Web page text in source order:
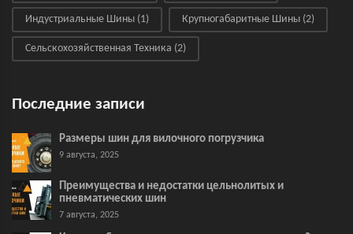
Индустриальные Шины (1) Крупногабаритные Шины (2)
Сельскохозяйственная Техника (2)
Последние записи
Размеры шин для вилочного погрузчика
9 августа, 2025
Преимущества и недостатки цельнолитых и
пневматических шин
7 августа, 2025